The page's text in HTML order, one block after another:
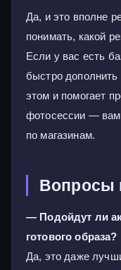
Да, и это вполне
понимать, какой
Если у вас есть
быстро
этом и помогает
фотосессии — вам
по магазинам.
Вопросы
— Подойдут ли
готового образа?
Да, это даже